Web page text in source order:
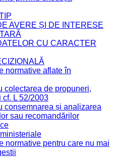
AVERE ȘI DE INTERESE
CU CARACTER
normative aflate în
colectarea de propuneri,
L 52/2003
consemnarea și analizarea
sau recomandărilor
normative pentru care nu mai